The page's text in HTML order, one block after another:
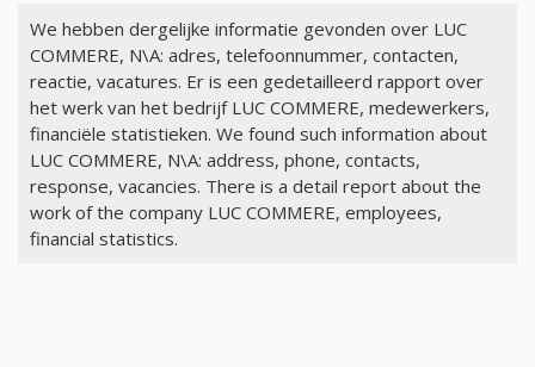
We hebben dergelijke informatie gevonden over LUC
COMMERE, N\A: adres, telefoonnummer, contacten,
reactie, vacatures. Er is een gedetailleerd rapport over
het werk van het bedrijf LUC COMMERE, medewerkers,
financiële statistieken. We found such information about
LUC COMMERE, N\A: address, phone, contacts,
response, vacancies. There is a detail report about the
work of the company LUC COMMERE, employees,
financial statistics.